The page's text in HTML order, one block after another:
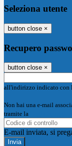
Seleziona utente
button close ×
Recupero
button close ×
all'indirizzo indicato con
Non hai una e-mail
tramite la
E-mail inviata, si